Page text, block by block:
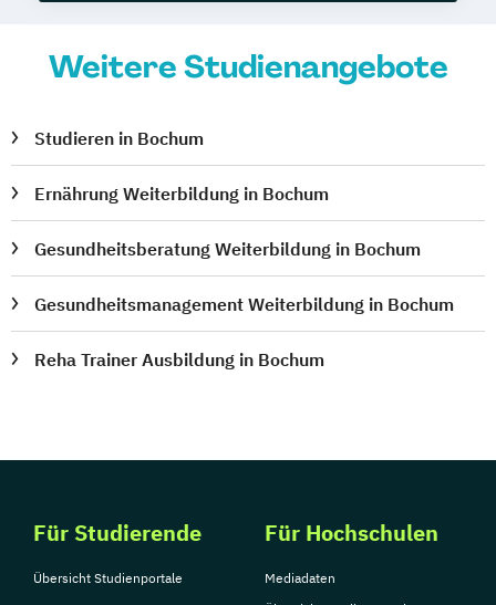
Weitere Studienangebote
Studieren in Bochum
Ernährung Weiterbildung in Bochum
Gesundheitsberatung Weiterbildung in Bochum
Gesundheitsmanagement Weiterbildung in Bochum
Reha Trainer Ausbildung in Bochum
Für Studierende
Übersicht Studienportale
Für Hochschulen
Mediadaten